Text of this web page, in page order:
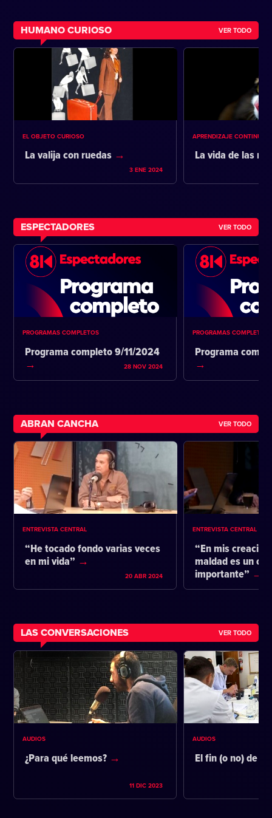
HUMANO CURIOSO VER TODO
EL OBJETO CURIOSO
La valija con ruedas
3 ENE 2024
APRENDIZAJE CONTINUO
La vida de las
ESPECTADORES VER TODO
PROGRAMAS COMPLETOS
Programa completo 9/11/2024
28 NOV 2024
PROGRAMAS COMPLETOS
Programa
ABRAN CANCHA VER TODO
ENTREVISTA CENTRAL
“He tocado fondo varias veces
en mi vida”
20 ABR 2024
ENTREVISTA CENTRAL
“En mis
maldad es un
importante”
LAS CONVERSACIONES VER TODO
AUDIOS
¿Para qué leemos?
11 DIC 2023
AUDIOS
El fin (o no) de